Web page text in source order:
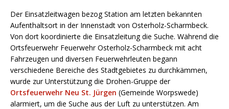
Der Einsatzleitwagen bezog Station am letzten bekannten
Aufenthaltsort in der Innenstadt von Osterholz-Scharmbeck.
Von dort koordinierte die Einsatzleitung die Suche. Während die
Ortsfeuerwehr Feuerwehr Osterholz-Scharmbeck mit acht
Fahrzeugen und diversen Feuerwehrleuten begann
verschiedene Bereiche des Stadtgebietes zu durchkämmen,
wurde zur Unterstützung die Drohen-Gruppe der
Ortsfeuerwehr Neu St. Jürgen (Gemeinde Worpswede)
alarmiert, um die Suche aus der Luft zu unterstützen. Am